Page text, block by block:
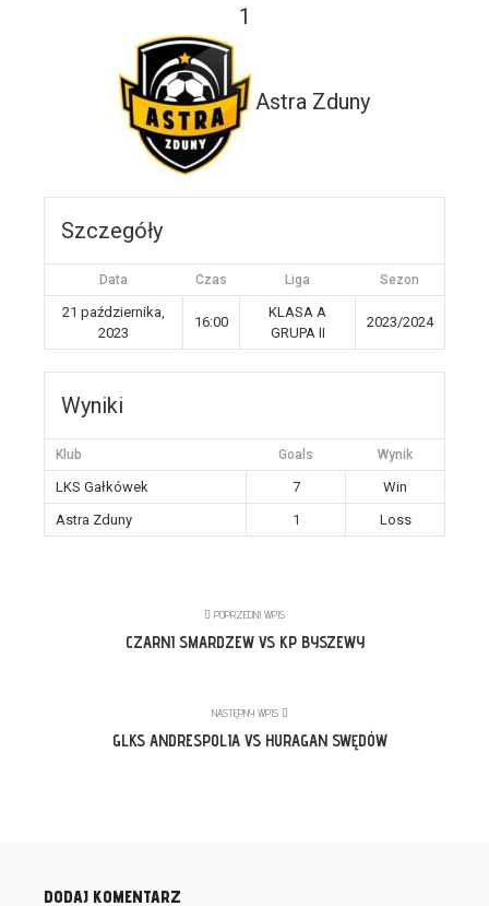
1
Astra Zduny
Szczegóły
Data Czas Liga Sezon
21 października,
2023
16:00
KLASA A
GRUPA II
2023/2024
Wyniki
Klub Goals Wynik
LKS Gałkówek 7
Win
Astra Zduny
1 Loss
POPRZEDNI WPIS
CZARNI SMARDZEW VS KP BYSZEWY
NASTĘPNY WPIS
GLKS ANDRESPOLIA VS HURAGAN SWĘDÓW
DODAJ KOMENTARZ